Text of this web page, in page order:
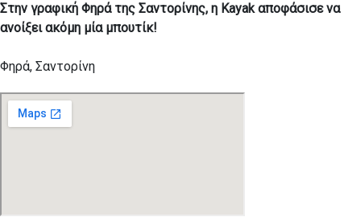
Στην γραφική Φηρά της Σαντορίνης, η Kayak αποφάσισε να
ανοίξει ακόμη μία μπουτίκ!
Φηρά, Σαντορίνη